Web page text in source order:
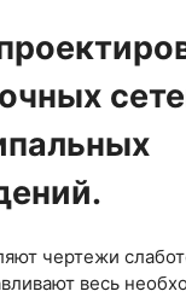
чертежи
весь